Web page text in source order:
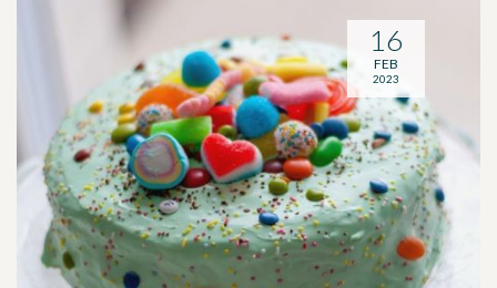
16
FEB
2023